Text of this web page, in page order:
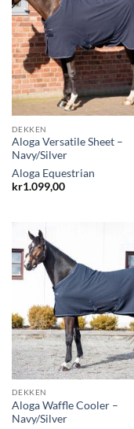
DEKKEN
Aloga Versatile Sheet –
Navy/Silver
Aloga Equestrian
kr1.099,00
DEKKEN
Aloga Waffle Cooler –
Navy/Silver